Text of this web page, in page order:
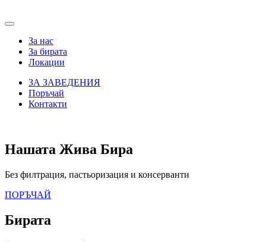
За нас
За бирата
Локации
ЗА ЗАВЕДЕНИЯ
Поръчай
Контакти
Нашата Жива Бира
Без филтрация, пастьоризация и консерванти
ПОРЪЧАЙ
Бирата